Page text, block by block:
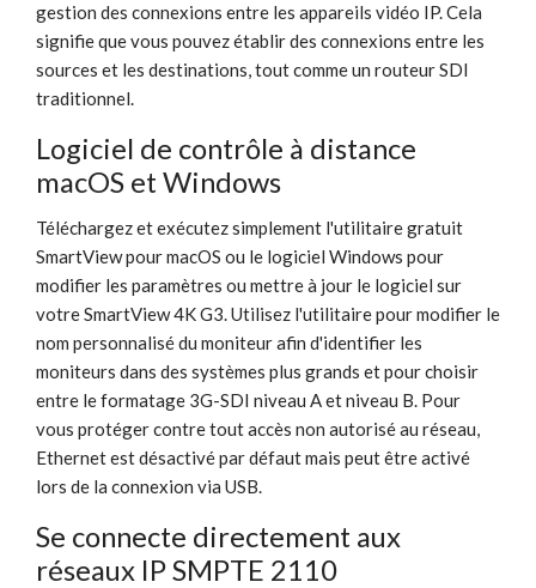
gestion des connexions entre les appareils vidéo IP. Cela
signifie que vous pouvez établir des connexions entre les
sources et les destinations, tout comme un routeur SDI
traditionnel.
Logiciel de contrôle à distance
macOS et Windows
Téléchargez et exécutez simplement l'utilitaire gratuit
SmartView pour macOS ou le logiciel Windows pour
modifier les paramètres ou mettre à jour le logiciel sur
votre SmartView 4K G3. Utilisez l'utilitaire pour modifier le
nom personnalisé du moniteur afin d'identifier les
moniteurs dans des systèmes plus grands et pour choisir
entre le formatage 3G-SDI niveau A et niveau B. Pour
vous protéger contre tout accès non autorisé au réseau,
Ethernet est désactivé par défaut mais peut être activé
lors de la connexion via USB.
Se connecte directement aux
réseaux IP SMPTE 2110